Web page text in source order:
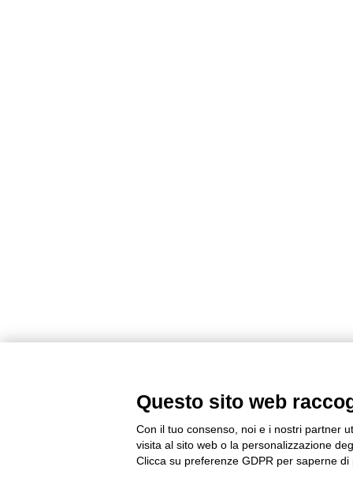
Questo sito web
Con il tuo consenso, noi e i nostri partner
visita al sito web o la personalizzazione
Clicca su preferenze GDPR per saperne di